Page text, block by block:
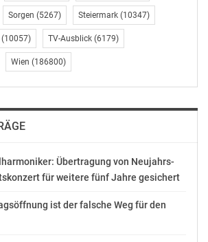
der ÖVI
ist.
Verband der Immobilienwirtschaft
24/11
E-Mail: s.pircher@ovi.at
PRESSEAUSSENDUNG UNTER
INHALTLICHER VERANTWORTUNG
Originaltext-Service GmbH und
Sorgen (5267) Steiermark (10347)
(10057) TV-Ausblick (6179)
Wien (186800)
Übertragung von Neujahrs-
für weitere fünf Jahre gesichert
ist der falsche Weg für den